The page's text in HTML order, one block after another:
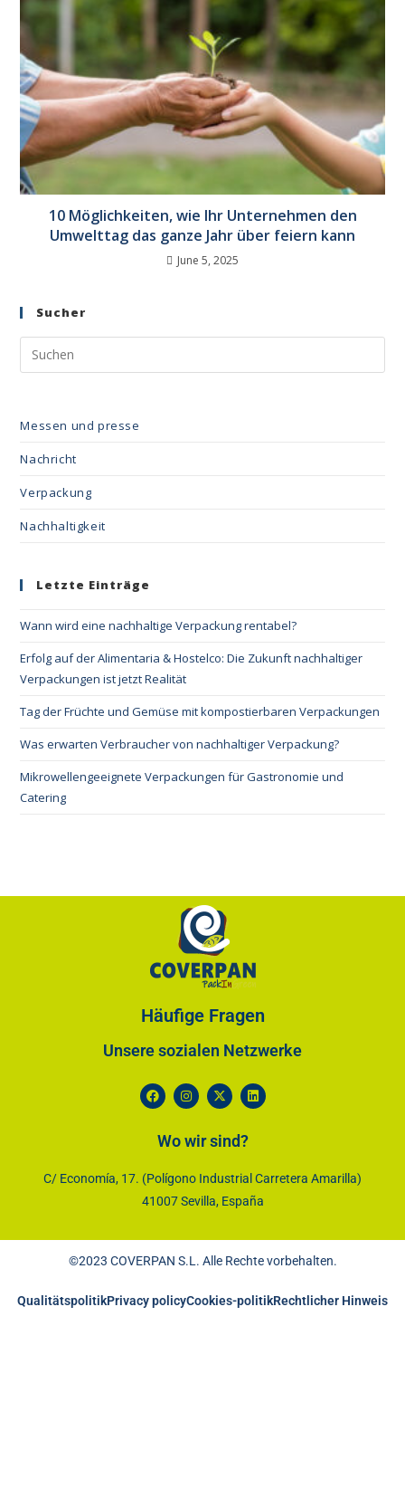
10 Möglichkeiten, wie Ihr Unternehmen den
Umwelttag das ganze Jahr über feiern kann
June 5, 2025
Sucher
Messen und presse
Nachricht
Verpackung
Nachhaltigkeit
Letzte Einträge
Wann wird eine nachhaltige Verpackung rentabel?
Erfolg auf der Alimentaria & Hostelco: Die Zukunft nachhaltiger
Verpackungen ist jetzt Realität
Tag der Früchte und Gemüse mit kompostierbaren Verpackungen
Was erwarten Verbraucher von nachhaltiger Verpackung?
Mikrowellengeeignete Verpackungen für Gastronomie und
Catering
Häufige Fragen
Unsere sozialen Netzwerke
Wo wir sind?
C/ Economía, 17. (Polígono Industrial Carretera Amarilla)
41007 Sevilla, España
©2023 COVERPAN S.L. Alle Rechte vorbehalten.
QualitätspolitikPrivacy policyCookies-politikRechtlicher Hinweis